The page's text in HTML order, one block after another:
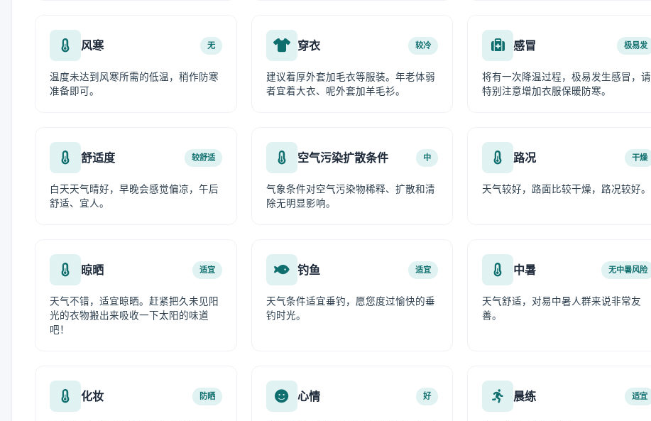
风寒 无
温度未达到风寒所需的低温，稍作防寒
准备即可。
穿衣 较冷
建议着厚外套加毛衣等服装。年老体弱
者宜着大衣、呢外套加羊毛衫。
感冒 极易发
将有一次降温过程，极易发生感冒，请
特别注意增加衣服保暖防寒。
舒适度 较舒适
白天天气晴好，早晚会感觉偏凉，午后
舒适、宜人。
空气污染扩散条件 中
气象条件对空气污染物稀释、扩散和清
除无明显影响。
路况 干燥
天气较好，路面比较干燥，路况较好。
晾晒 适宜
天气不错，适宜晾晒。赶紧把久未见阳
光的衣物搬出来吸收一下太阳的味道
吧！
钓鱼 适宜
天气条件适宜垂钓，愿您度过愉快的垂
钓时光。
中暑 无中暑风险
天气舒适，对易中暑人群来说非常友
善。
化妆 防晒 心情 好 晨练 适宜